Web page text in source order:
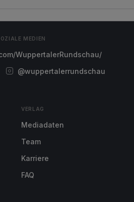
MEDIEN
WuppertalerRundschau/
@wuppertalerrundschau
VERLAG
Mediadaten
Team
Karriere
FAQ